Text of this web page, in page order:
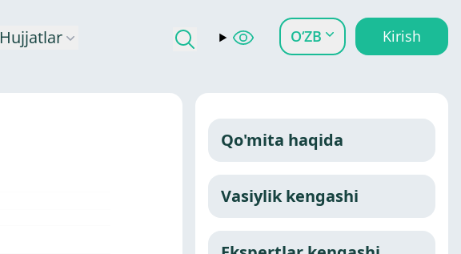
Hujjatlar O‘ZB Kirish
Qo'mita haqida
Vasiylik kengashi